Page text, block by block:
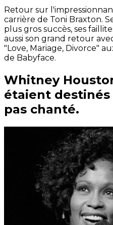
Retour sur
carrière de Toni Braxton.
plus gros succès, ses
aussi son grand retour
"Love, Mariage, Divorce"
de Babyface.
Whitney
étaient destinés
pas chanté.